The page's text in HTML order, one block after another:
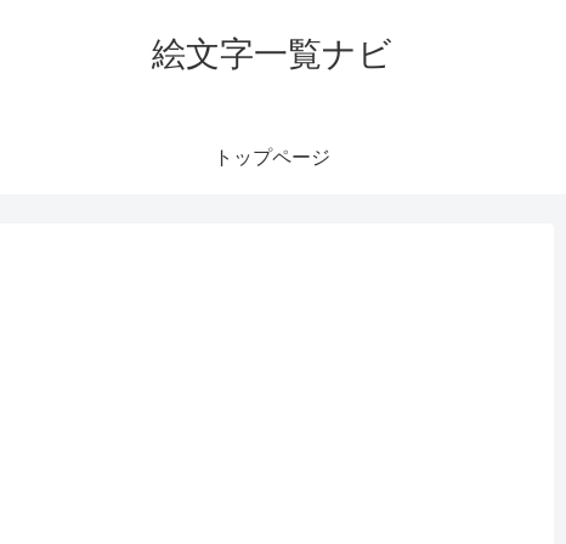
絵文字一覧ナビ
トップページ